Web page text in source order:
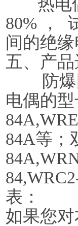
80% ，
间的绝
五、产
防爆固
电偶的
84A等；
表：
如果您